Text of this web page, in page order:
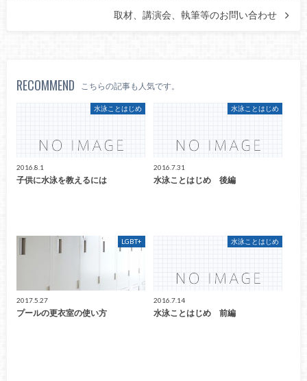
取材、講演会、執筆等のお問い合わせ
RECOMMEND こちらの記事も人気です。
水泳ことはじめ
2016.8.1
子供に水泳を教えるには
水泳ことはじめ
2016.7.31
水泳ことはじめ 後編
LGBT+
2017.5.27
プールの更衣室の使い方
水泳ことはじめ
2016.7.14
水泳ことはじめ 前編